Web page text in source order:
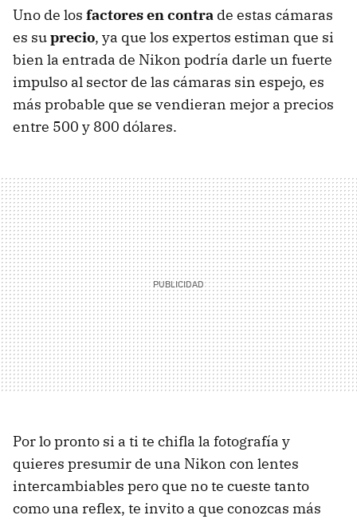
Uno de los factores en contra de estas cámaras
es suprecio, ya que los expertos estiman que si
bien la entrada de Nikon podría darle un fuerte
impulso al sector de las cámaras sin espejo, es
más probable que se vendieran mejor a precios
entre 500 y 800 dólares.
Por lo pronto si a ti te chifla la fotografía y
quieres presumir de una Nikon con lentes
intercambiables pero que no te cueste tanto
como una reflex, te invito a que conozcas más